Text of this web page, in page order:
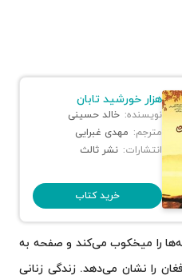
هزار خورشید تابان
نویسنده: خالد حسینی
مترجم: مهدی غبرایی
انتشارات: نشر ثالث
خرید کتاب
را میخکوب می‌کند و صفحه به
را نشان می‌دهد. زندگی زنانی